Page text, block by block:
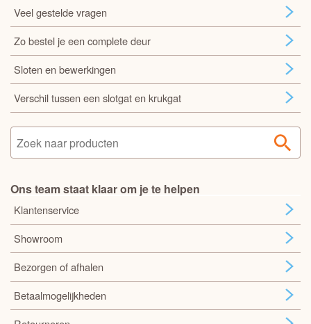
Veel gestelde vragen
Zo bestel je een complete deur
Sloten en bewerkingen
Verschil tussen een slotgat en krukgat
Ons team staat klaar om je te helpen
Klantenservice
Showroom
Bezorgen of afhalen
Betaalmogelijkheden